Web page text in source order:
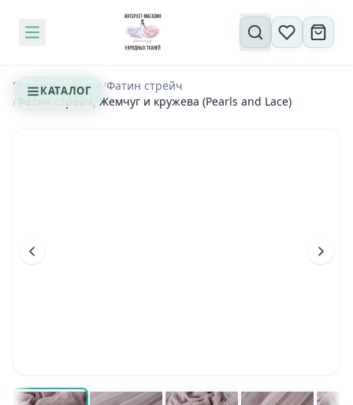
КАТАЛОГ
Поиск по сайту
Главная/Каталог/Фатин стрейч
/Фатин стрейч, Жемчуг и кружева (Pearls and Lace)